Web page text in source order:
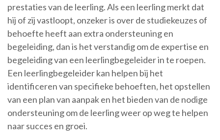
prestaties van de leerling. Als een leerling merkt dat
hij of zij vastloopt, onzeker is over de studiekeuzes of
behoefte heeft aan extra ondersteuning en
begeleiding, dan is het verstandig om de expertise en
begeleiding van een leerlingbegeleider in te roepen.
Een leerlingbegeleider kan helpen bij het
identificeren van specifieke behoeften, het opstellen
van een plan van aanpak en het bieden van de nodige
ondersteuning om de leerling weer op weg te helpen
naar succes en groei.